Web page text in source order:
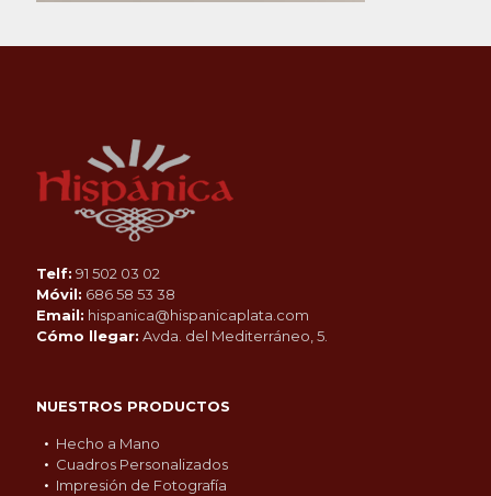
Telf: 91 502 03 02
Móvil: 686 58 53 38
Email: hispanica@hispanicaplata.com
Cómo llegar: Avda. del Mediterráneo, 5.
NUESTROS PRODUCTOS
Hecho a Mano
Cuadros Personalizados
Impresión de Fotografía